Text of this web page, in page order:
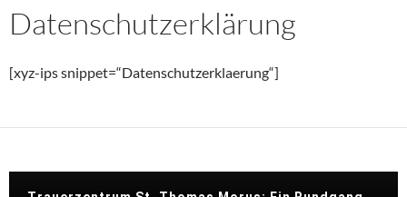
Datenschutzerklärung
[xyz-ips snippet=“Datenschutzerklaerung“]